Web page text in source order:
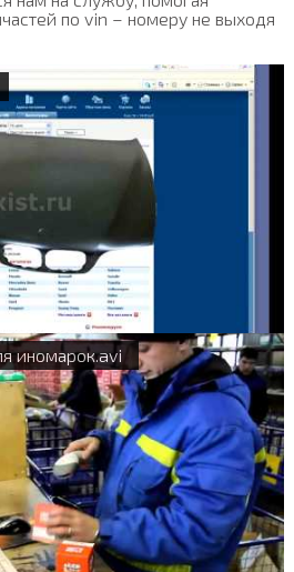
по vin – номеру не выходя
иномарок.avi